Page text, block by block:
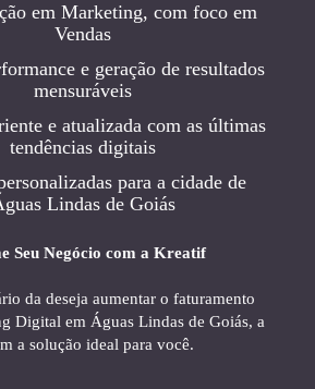
em Marketing, com foco em
Vendas
e geração de resultados
mensuráveis
e atualizada com as últimas
tendências digitais
para a cidade de
Lindas de Goiás
Seu Negócio com a Kreatif
da deseja aumentar o faturamento
Digital em Águas Lindas de Goiás, a
a solução ideal para você.